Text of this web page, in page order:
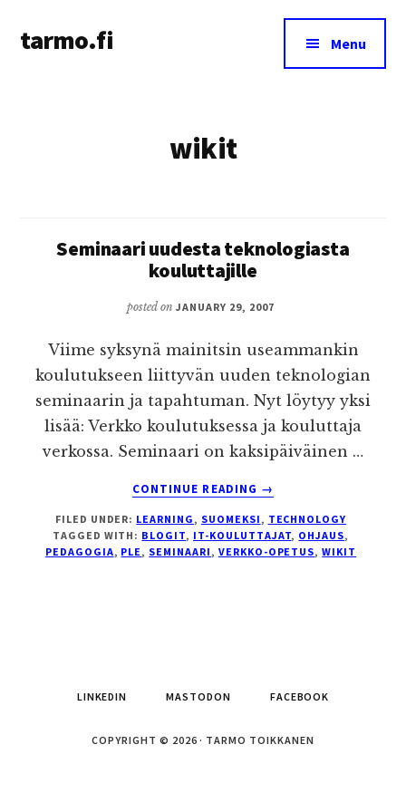
main
menu
tarmo.fi Menu
wikit
Seminaari uudesta teknologiasta
kouluttajille
posted onJANUARY 29, 2007
Viime syksynä mainitsin useammankin
koulutukseen liittyvän uuden teknologian
seminaarin ja tapahtuman. Nyt löytyy yksi
lisää: Verkko koulutuksessa ja kouluttaja
verkossa. Seminaari on kaksipäiväinen …
CONTINUE READING
ABOUT
UUDESTA
TEKNOLOGIASTA
→
FILED UNDER: LEARNING , SUOMEKSI , TECHNOLOGY
TAGGED WITH: BLOGIT, IT-KOULUTTAJAT, OHJAUS,
PEDAGOGIA, PLE , SEMINAARI , VERKKO-OPETUS,WIKIT
LINKEDIN MASTODON FACEBOOK
COPYRIGHT © 2026 · TARMO TOIKKANEN